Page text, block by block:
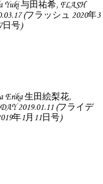
Yuki 与田祐希, FLASH
(フラッシュ 2020年3
日号)
Erika 生田絵梨花,
2019.01.11 (フライデ
年1月11日号)